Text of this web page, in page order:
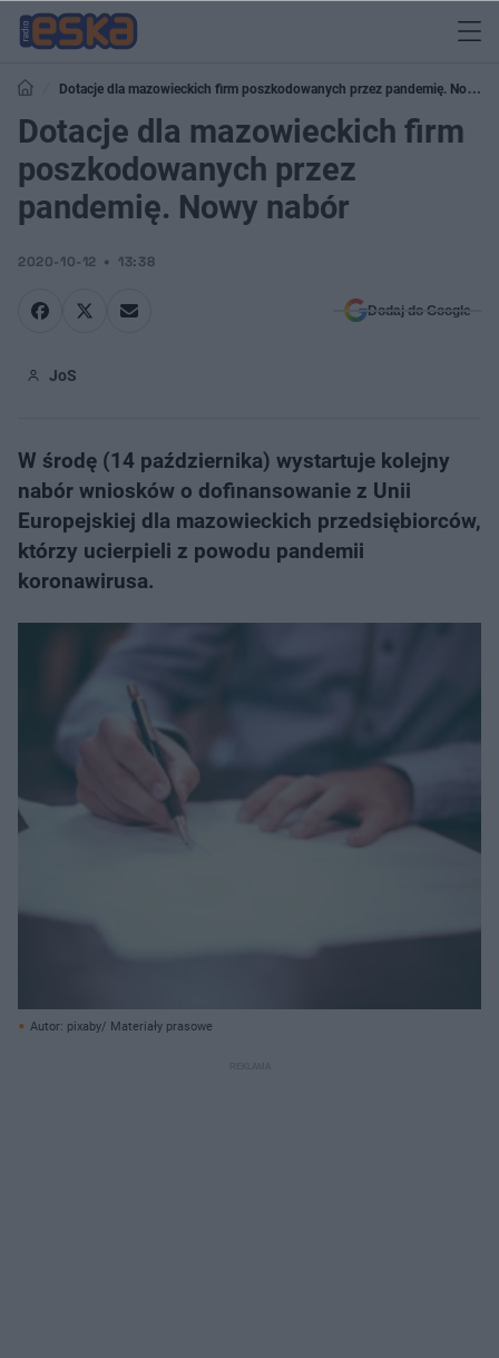
Dotacje dla mazowieckich firm poszkodowanych przez pandemię. Nowy
nabór
Dotacje dla mazowieckich firm
poszkodowanych przez
pandemię. Nowy nabór
2020-10-12 13:38
Dodaj do Google
JoS
W środę (14 października) wystartuje kolejny
nabór wniosków o dofinansowanie z Unii
Europejskiej dla mazowieckich przedsiębiorców,
którzy ucierpieli z powodu pandemii
koronawirusa.
Autor: pixaby/ Materiały prasowe